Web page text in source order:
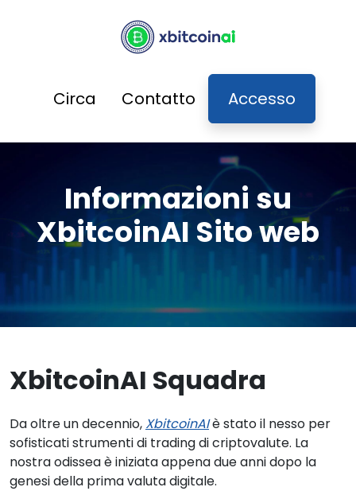
Circa Contatto Accesso
Informazioni su
XbitcoinAI Sito web
XbitcoinAI Squadra
Da oltre un decennio, XbitcoinAIè stato il nesso per
sofisticati strumenti di trading di criptovalute. La
nostra odissea è iniziata appena due anni dopo la
genesi della prima valuta digitale.